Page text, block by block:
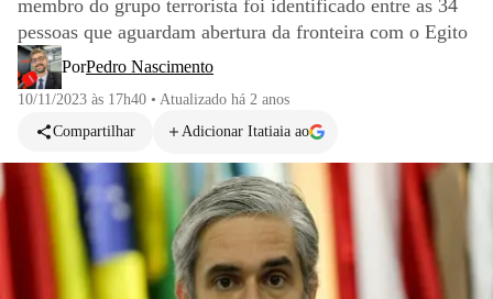
membro do grupo terrorista foi identificado entre as 34
pessoas que aguardam abertura da fronteira com o Egito
PorPedro Nascimento
10/11/2023 às 17h40 • Atualizado há 2 anos
Compartilhar
Adicionar Itatiaia ao